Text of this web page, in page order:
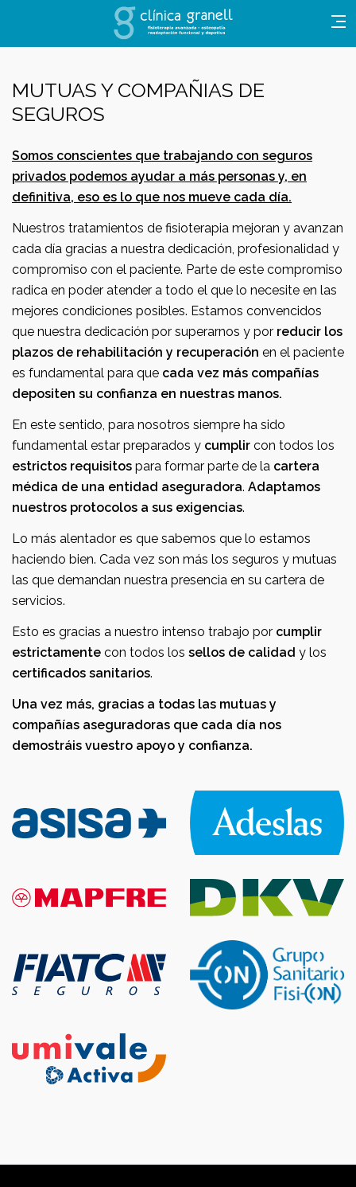
MUTUAS Y COMPAÑIAS DE
SEGUROS
Somos conscientes que trabajando con seguros
privados podemos ayudar a más personas y, en
definitiva, eso es lo que nos mueve cada día.
Nuestros tratamientos de fisioterapia mejoran y avanzan
cada día gracias a nuestra dedicación, profesionalidad y
compromiso con el paciente. Parte de este compromiso
radica en poder atender a todo el que lo necesite en las
mejores condiciones posibles. Estamos convencidos
que nuestra dedicación por superarnos y por reducir los
plazos de rehabilitación y recuperación en el paciente
es fundamental para que cada vez más compañías
depositen su confianza en nuestras manos.
En este sentido, para nosotros siempre ha sido
fundamental estar preparados y cumplir con todos los
estrictos requisitos para formar parte de la cartera
médica de una entidad aseguradora. Adaptamos
nuestros protocolos a sus exigencias.
Lo más alentador es que sabemos que lo estamos
haciendo bien. Cada vez son más los seguros y mutuas
las que demandan nuestra presencia en su cartera de
servicios.
Esto es gracias a nuestro intenso trabajo por cumplir
estrictamente con todos los sellos de calidad y los
certificados sanitarios.
Una vez más, gracias a todas las mutuas y
compañías aseguradoras que cada día nos
demostráis vuestro apoyo y confianza.